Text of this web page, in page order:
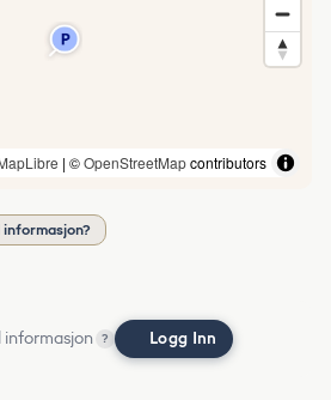
| ©OpenStreetMapcontributors
informasjon?
informasjon ? Logg Inn